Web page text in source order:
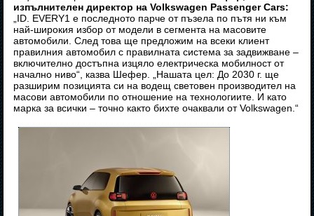
изпълнителен директор на Volkswagen Passenger Cars:
„ID. EVERY1 е последното парче от пъзела по пътя ни към
най-широкия избор от модели в сегмента на масовите
автомобили. След това ще предложим на всеки клиент
правилния автомобил с правилната система за задвижване –
включително достъпна изцяло електрическа мобилност от
начално ниво“, казва Шефер. „Нашата цел: До 2030 г. ще
разширим позицията си на водещ световен производител на
масови автомобили по отношение на технологиите. И като
марка за всички – точно както бихте очаквали от Volkswagen.“